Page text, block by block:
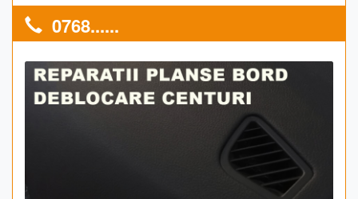
0768......